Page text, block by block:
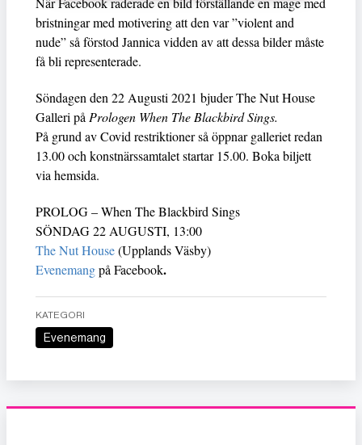
bristningar med motivering att den var ”violent and
nude” så förstod Jannica vidden av att dessa bilder måste
få bli representerade.
Söndagen den 22 Augusti 2021 bjuder The Nut House
Galleri påPrologen When The Blackbird Sings.
På grund av Covid restriktioner så öppnar galleriet redan
13.00 och konstnärssamtalet startar 15.00. Boka biljett
via hemsida.
PROLOG – When The Blackbird Sings
SÖNDAG 22 AUGUSTI, 13:00
The Nut House(Upplands Väsby)
Evenemangpå Facebook.
KATEGORI
Evenemang